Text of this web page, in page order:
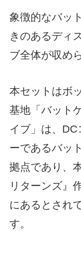
象徴的なバッ
きのあるディ
ブ全体が収め
本セットはボ
基地「バット
イブ」は、
ーであるバッ
拠点であり、
リターンズ』
にあるとされ
す。